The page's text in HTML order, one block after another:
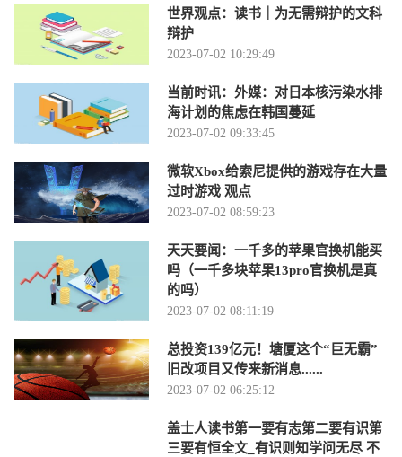
世界观点：读书｜为无需辩护的文科
辩护
2023-07-02 10:29:49
当前时讯：外媒：对日本核污染水排
海计划的焦虑在韩国蔓延
2023-07-02 09:33:45
微软Xbox给索尼提供的游戏存在大量
过时游戏 观点
2023-07-02 08:59:23
天天要闻：一千多的苹果官换机能买
吗（一千多块苹果13pro官换机是真
的吗）
2023-07-02 08:11:19
总投资139亿元！塘厦这个“巨无霸”
旧改项目又传来新消息......
2023-07-02 06:25:12
盖士人读书第一要有志第二要有识第
三要有恒全文_有识则知学问无尽 不